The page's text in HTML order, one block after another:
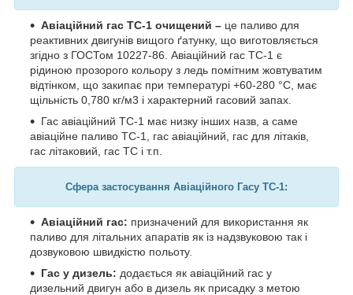
Авіаційний гас ТС-1 очищений – це паливо для
реактивних двигунів вищого ґатунку, що виготовляється
згідно з ГОСТом 10227-86. Авіаційний гас ТС-1 є
рідиною прозорого кольору з ледь помітним жовтуватим
відтінком, що закипає при температурі +60-280 °C, має
щільність 0,780 кг/м3 і характерний гасовий запах.
Гас авіаційний ТС-1 має низку інших назв, а саме
авіаційне паливо ТС-1, гас авіаційний, гас для літаків,
гас літаковий, гас ТС і т.п.
Сфера застосування Авіаційного Гасу ТС-1:
Авіаційний гас: призначений для використання як
паливо для літальних апаратів як із надзвуковою так і
дозвуковою швидкістю польоту.
Гас у дизель: додається як авіаційний гас у
дизельний двигун або в дизель як присадку з метою